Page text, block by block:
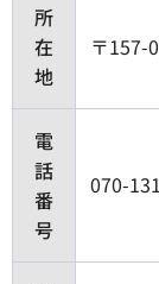
所
在
地
〒157-
電
話
番
号
070-